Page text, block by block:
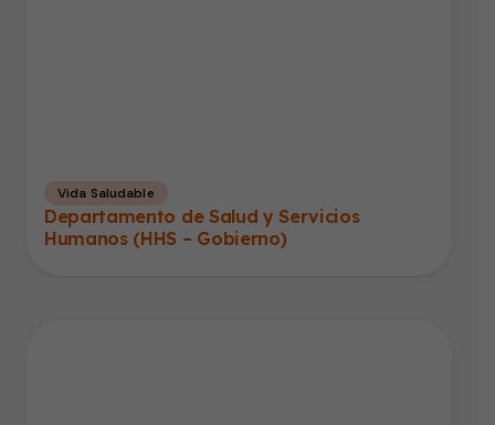
Vida Saludable
Departamento de Salud y Servicios
Humanos (HHS – Gobierno)